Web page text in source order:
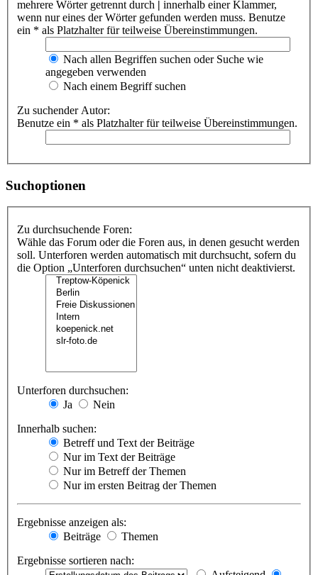
mehrere Wörter getrennt durch | innerhalb einer Klammer,
wenn nur eines der Wörter gefunden werden muss. Benutze
ein * als Platzhalter für teilweise Übereinstimmungen.
Nach allen Begriffen suchen oder Suche wie
angegeben verwenden
Nach einem Begriff suchen
Zu suchender Autor:
Benutze ein * als Platzhalter für teilweise Übereinstimmungen.
Suchoptionen
Zu durchsuchende Foren:
Wähle das Forum oder die Foren aus, in denen gesucht werden
soll. Unterforen werden automatisch mit durchsucht, sofern du
die Option „Unterforen durchsuchen“ unten nicht deaktivierst.
Unterforen durchsuchen:
Ja
Nein
Innerhalb suchen:
Betreff und Text der Beiträge
Nur im Text der Beiträge
Nur im Betreff der Themen
Nur im ersten Beitrag der Themen
Ergebnisse anzeigen als:
Beiträge
Themen
Ergebnisse sortieren nach: